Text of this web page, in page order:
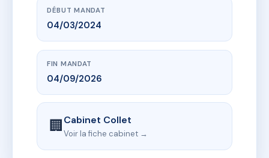
DÉBUT MANDAT
04/03/2024
FIN MANDAT
04/09/2026
🏢Cabinet Collet
Voir la fiche cabinet →